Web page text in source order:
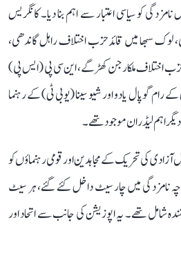
کو سیاسی اعتبار سے اہم بنا دیا۔ کانگریس
لوک سبھا میں قائد حزب اختلاف راہل گاندھی،
حزب اختلاف ملکارجن کھڑگے، این سی پی (ایس پی)
رام گوپال یادو اور شیو سینا (یو بی ٹی) کے رہنما
اہم لیڈران موجود تھے۔
کی تحریک کے مجاہدین اور قومی رہنماؤں کو
نامزدگی میں چار سیٹ داخل کئے گئے، ہر سیٹ
کنندہ اور 20 تائید کنندہ شامل تھے۔ یہ اپوزیشن کی جانب سے اتحاد اور